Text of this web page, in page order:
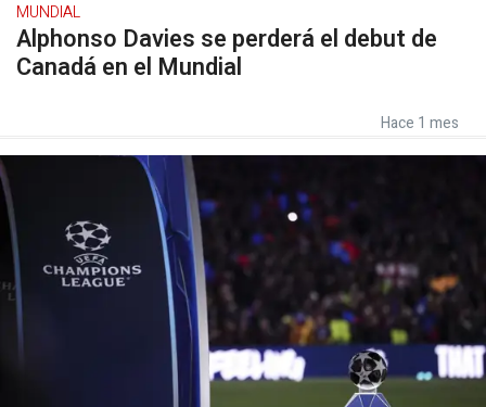
MUNDIAL
Alphonso Davies se perderá el debut de
Canadá en el Mundial
Hace 1 mes